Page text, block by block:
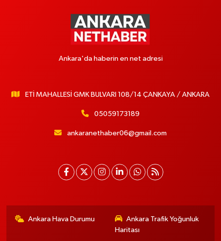
Ankara'da haberin en net adresi
ETİ MAHALLESİ GMK BULVARI 108/14 ÇANKAYA / ANKARA
05059173189
ankaranethaber06@gmail.com
Ankara Hava Durumu
Ankara Trafik Yoğunluk
Haritası